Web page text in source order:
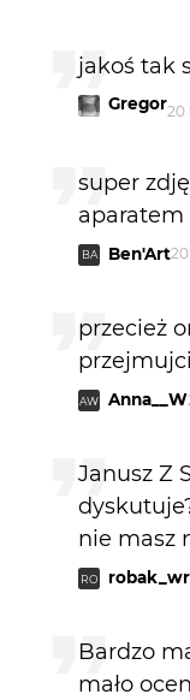
jakoś tak
Gregor20
super
aparatem
BA Ben'Art
przecież
AW Anna__W
Janusz Z
nie masz
RO
Bardzo
mało